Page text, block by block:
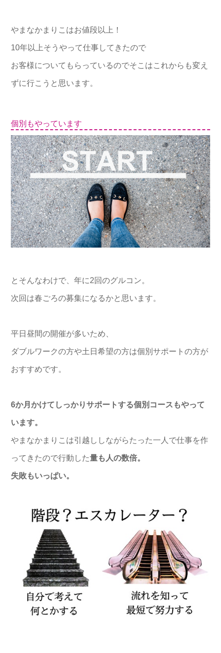
やまなかまりこはお値段以上！
10年以上そうやって仕事してきたので
お客様についてもらっているのでそこはこれからも変え
ずに行こうと思います。
個別もやっています
とそんなわけで、年に2回のグルコン。
次回は春ごろの募集になるかと思います。
平日昼間の開催が多いため、
ダブルワークの方や土日希望の方は個別サポートの方が
おすすめです。
6か月かけてしっかりサポートする個別コースもやって
います。
やまなかまりこは引越ししながらたった一人で仕事を作
ってきたので行動した量も人の数倍。
失敗もいっぱい。